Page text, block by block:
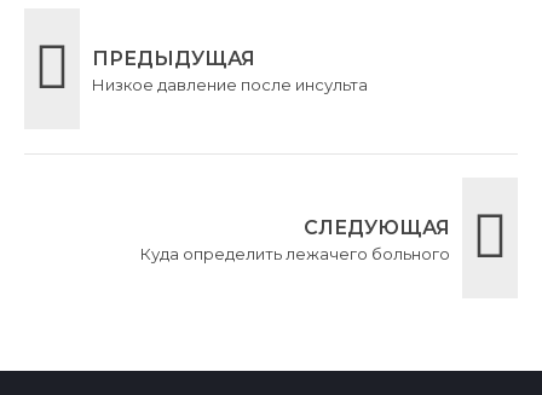
ПРЕДЫДУЩАЯ
Низкое давление после инсульта
СЛЕДУЮЩАЯ
Куда определить лежачего больного